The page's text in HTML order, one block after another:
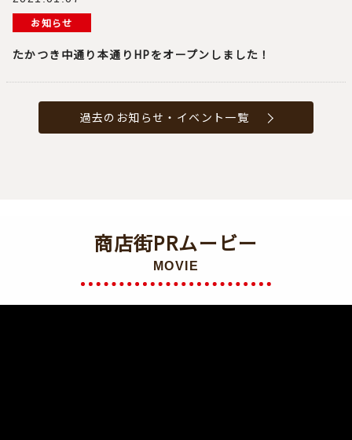
お知らせ
たかつき中通り本通りHPをオープンしました！
過去のお知らせ・イベント一覧
商店街PRムービー
MOVIE